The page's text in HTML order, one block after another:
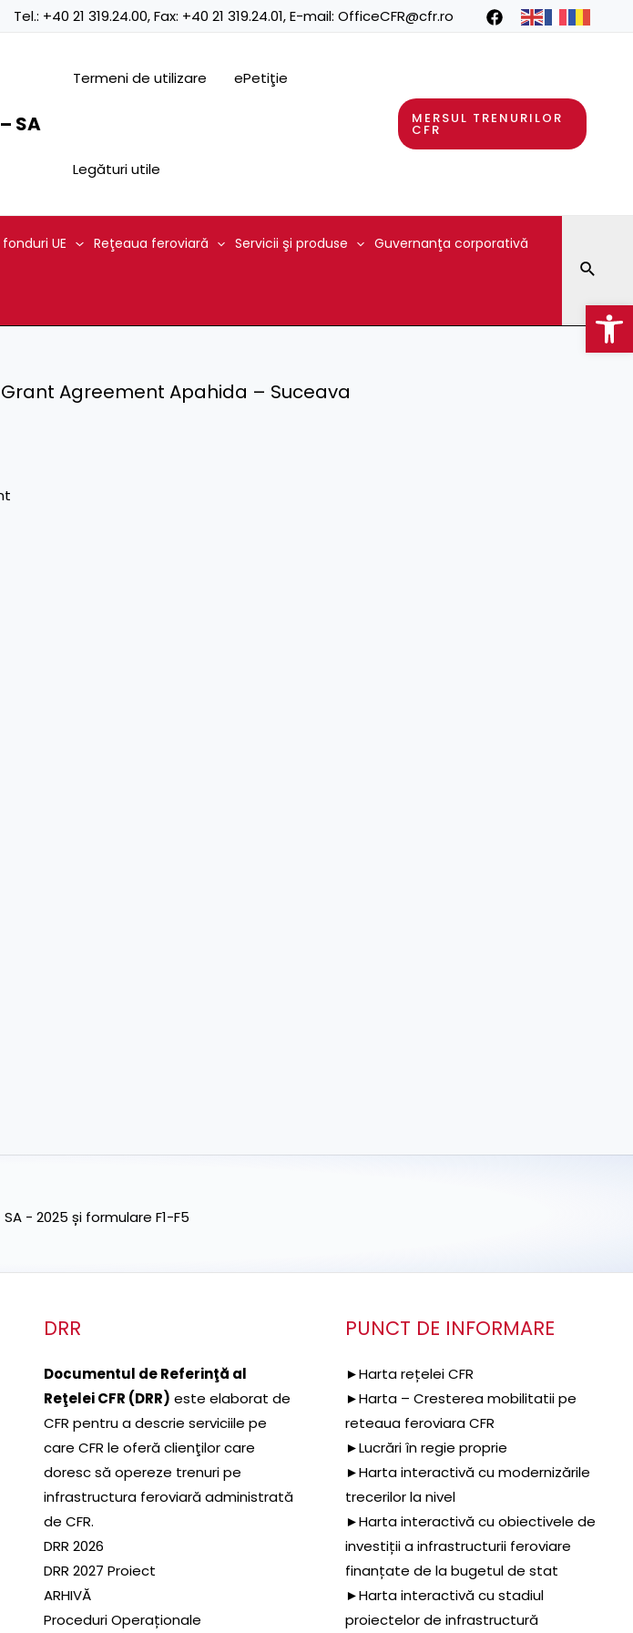
Tel.: +40 21 319.24.00, Fax: +40 21 319.24.01, E-mail: OfficeCFR@cfr.ro
SA
Termeni de utilizare ePetiţie
Legături utile
MERSUL TRENURILOR
CFR
UE Reţeaua feroviară Servicii şi produse Guvernanţa corporativă
Grant Agreement Apahida – Suceava
- 2025 și formulare F1-F5
DRR
Documentul de Referinţă al
Reţelei CFR (DRR) este elaborat de
CFR pentru a descrie serviciile pe
care CFR le oferă clienţilor care
doresc să opereze trenuri pe
infrastructura feroviară administrată
de CFR.
DRR 2026
DRR 2027 Proiect
ARHIVĂ
Proceduri Operaționale
PUNCT DE INFORMARE
►Harta rețelei CFR
►Harta – Cresterea mobilitatii pe
reteaua feroviara CFR
►Lucrări în regie proprie
►Harta interactivă cu modernizările
trecerilor la nivel
►Harta interactivă cu obiectivele de
investiții a infrastructurii feroviare
finanțate de la bugetul de stat
►Harta interactivă cu stadiul
proiectelor de infrastructură